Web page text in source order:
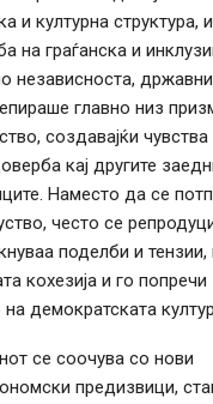
и културна структура, и
на граѓанска и
независноста,
главно низ
создавајќи чувства
кај другите
Наместо да се
често се
поделби и тензии,
кохезија и го попречи
демократската
се соочува со нови
предизвици,